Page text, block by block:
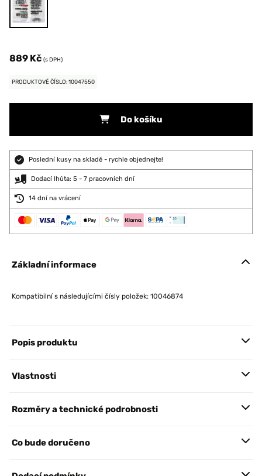
889 Kč (s DPH)
PRODUKTOVÉ ČÍSLO: 10047550
Do košíku
Poslední kusy na skladě - rychle objednejte!
Dodací lhůta: 5 - 7 pracovních dní
14 dní na vrácení
Základní informace
Kompatibilní s následujícími čísly položek: 10046874
Popis produktu
Vlastnosti
Rozměry a technické podrobnosti
Co bude doručeno